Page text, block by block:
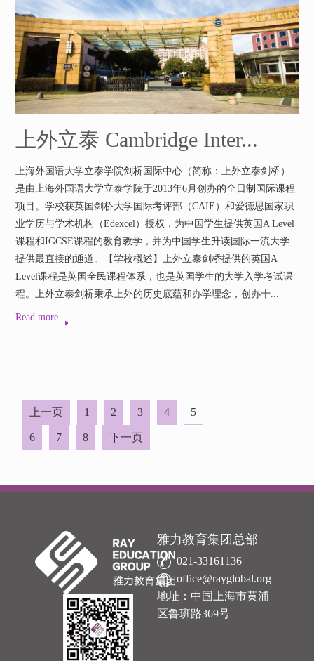
上外立泰 Cambridge Inter...
上海外国语大学立泰学院剑桥国际中心（简称：上外立泰剑桥）
是由上海外国语大学立泰学院于2013年6月创办的全日制国际课程
项目。学校获英国剑桥大学国际考评部（CAIE）和爱德思国家职
业学历与学术机构（Edexcel）授权，为中国学生提供英国A Level
课程和IGCSE课程的教育教学，并为中国学生升读国际一流大学
提供最直接的通道。【学校概述】上外立泰剑桥提供的英国A
Level课程是英国全民课程体系，也是英国学生的大学入学考试课
程。上外立泰剑桥秉承上外的历史底蕴和办学理念，创办十...
Read more
上一页 1 2 3 4 5
6 7 8 下一页
雅力教育集团总部
021-33161136
office@rayglobal.org
地址：中国上海市黄浦
区鲁班路369号